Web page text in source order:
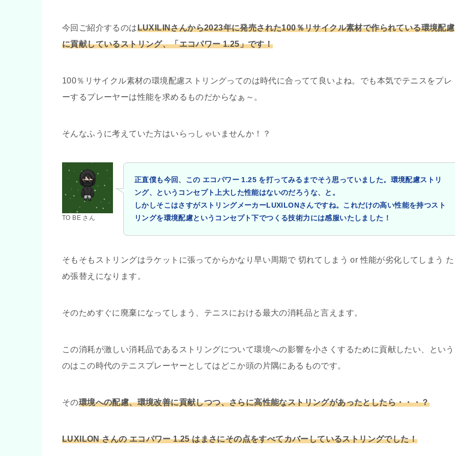
今回ご紹介するのはLUXILINさんから2023年に発売された100％リサイクル素材で作られている環境配慮
に貢献しているストリング、「エコパワー 1.25」です！
100％リサイクル素材の環境配慮ストリングってのは時代に合ってて良いよね。でも本気でテニスをプレ
ーするプレーヤーは性能を求めるものだからなぁ～。
そんなふうに考えていた方はいらっしゃいませんか！？
TO BE さん
正直僕も今回、この エコパワー 1.25 を打ってみるまでそう思っていました。環境配慮ストリ
ング、というコンセプト上大した性能はないのだろうな、と。
しかしそこはさすがストリングメーカーLUXILONさんですね。これだけの高い性能を持つスト
リングを環境配慮というコンセプト下でつくる技術力には感服いたしました！
そもそもストリングはラケットに張ってからかなり早い周期で 切れてしまう or 性能が劣化してしまう た
め張替えになります。
そのためすぐに廃棄になってしまう、テニスにおける最大の消耗品と言えます。
この消耗が激しい消耗品であるストリングについて環境への影響を小さくするために貢献したい、という
のはこの時代のテニスプレーヤーとしてはどこか頭の片隅にあるものです。
その環境への配慮、環境改善に貢献しつつ、さらに高性能なストリングがあったとしたら・・・？
LUXILON さんの エコパワー 1.25 はまさにその点をすべてカバーしているストリングでした！